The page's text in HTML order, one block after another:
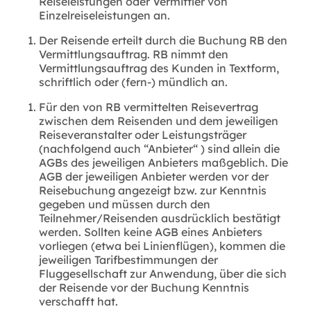
Einzelreiseleistungen an.
Der Reisende erteilt durch die Buchung RB den
Vermittlungsauftrag. RB nimmt den
Vermittlungsauftrag des Kunden in Textform,
schriftlich oder (fern-) mündlich an.
Für den von RB vermittelten Reisevertrag
zwischen dem Reisenden und dem jeweiligen
Reiseveranstalter oder Leistungsträger
(nachfolgend auch “Anbieter“ ) sind allein die
AGBs des jeweiligen Anbieters maßgeblich. Die
AGB der jeweiligen Anbieter werden vor der
Reisebuchung angezeigt bzw. zur Kenntnis
gegeben und müssen durch den
Teilnehmer/Reisenden ausdrücklich bestätigt
werden. Sollten keine AGB eines Anbieters
vorliegen (etwa bei Linienflügen), kommen die
jeweiligen Tarifbestimmungen der
Fluggesellschaft zur Anwendung, über die sich
der Reisende vor der Buchung Kenntnis
verschafft hat.